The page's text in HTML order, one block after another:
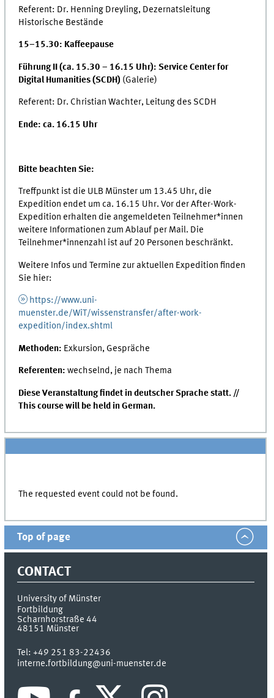
Referent: Dr. Henning Dreyling, Dezernatsleitung
Historische Bestände
15–15.30: Kaffeepause
Führung II (ca. 15.30 – 16.15 Uhr): Service Center for
Digital Humanities (SCDH) (Galerie)
Referent: Dr. Christian Wachter, Leitung des SCDH
Ende: ca. 16.15 Uhr
Bitte beachten Sie:
Treffpunkt ist die ULB Münster um 13.45 Uhr, die
Expedition endet um ca. 16.15 Uhr. Vor der After-Work-
Expedition erhalten die angemeldeten Teilnehmer*innen
weitere Informationen zum Ablauf per Mail. Die
Teilnehmer*innenzahl ist auf 20 Personen beschränkt.
Weitere Infos und Termine zur aktuellen Expedition finden
Sie hier:
https://www.uni-
muenster.de/WiT/wissenstransfer/after-work-
expedition/index.shtml
Methoden: Exkursion, Gespräche
Referenten:wechselnd, je nach Thema
Diese Veranstaltung findet in deutscher Sprache statt. //
This course will be held in German.
The requested event could not be found.
Top of page
CONTACT
University of Münster
Fortbildung
Scharnhorstraße 44
48151 Münster
Tel:+49 251 83-22436
interne.fortbildung@uni-muenster.de